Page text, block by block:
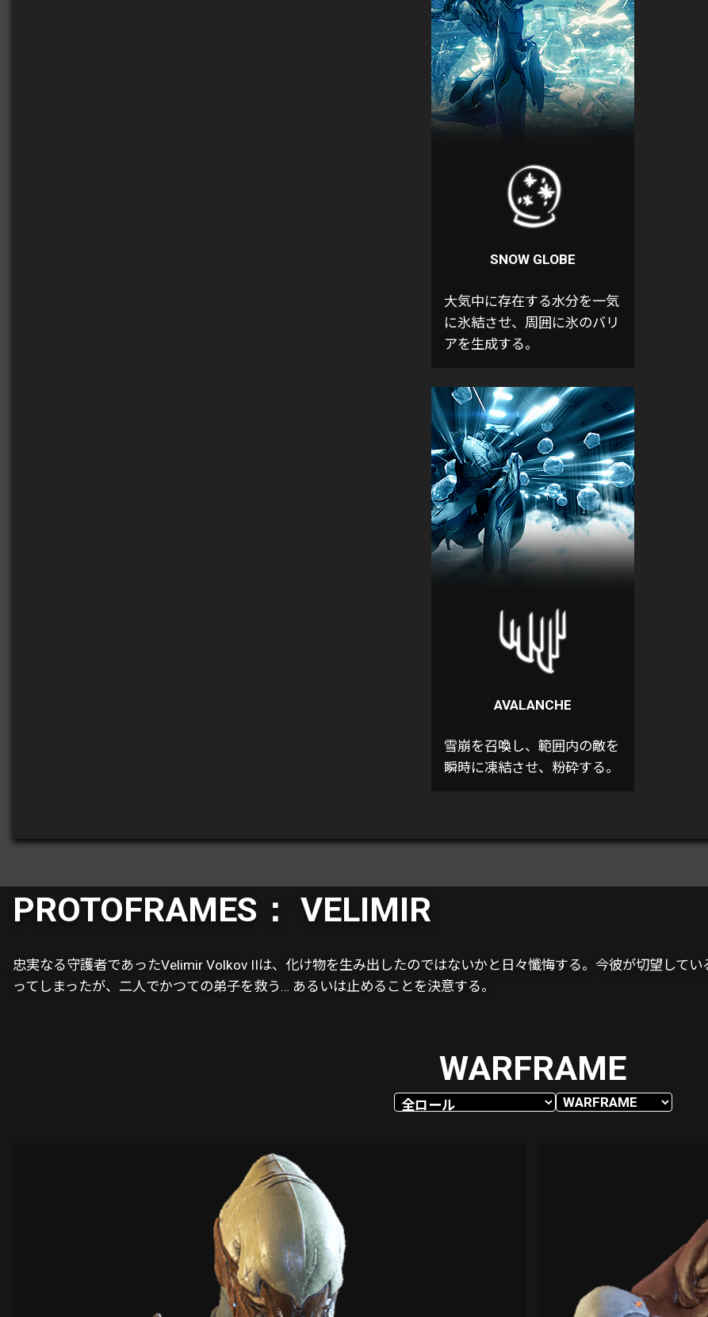
SNOW GLOBE
大気中に存在する水分を一気
に氷結させ、周囲に氷のバリ
アを生成する。
AVALANCHE
雪崩を召喚し、範囲内の敵を
瞬時に凍結させ、粉砕する。
PROTOFRAMES： VELIMIR
忠実なる守護者であったVelimir Volkov IIは、化け物を生み出したのではないかと日々懺悔する。今彼が切望して
ってしまったが、二人でかつての弟子を救う… あるいは止めることを決意する。
WARFRAME